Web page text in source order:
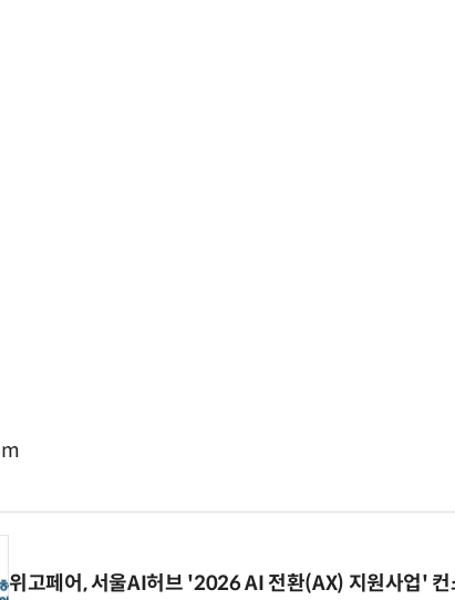
위고페어, 서울AI허브 '2026 AI 전환(AX) 지원사업' 컨